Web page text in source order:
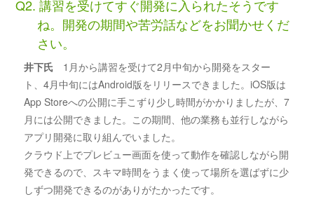
Q2. 講習を受けてすぐ開発に入られたそうです
ね。開発の期間や苦労話などをお聞かせくだ
さい。
井下氏 1月から講習を受けて2月中旬から開発をスター
ト、4月中旬にはAndroid版をリリースできました。iOS版は
App Storeへの公開に手こずり少し時間がかかりましたが、7
月には公開できました。この期間、他の業務も並行しながら
アプリ開発に取り組んでいました。
クラウド上でプレビュー画面を使って動作を確認しながら開
発できるので、スキマ時間をうまく使って場所を選ばずに少
しずつ開発できるのがありがたかったです。